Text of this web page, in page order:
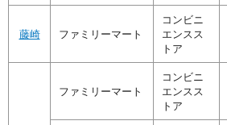
藤崎 ファミリーマート
コンビニ
エンスス
トア
ファミリーマート
コンビニ
エンスス
トア